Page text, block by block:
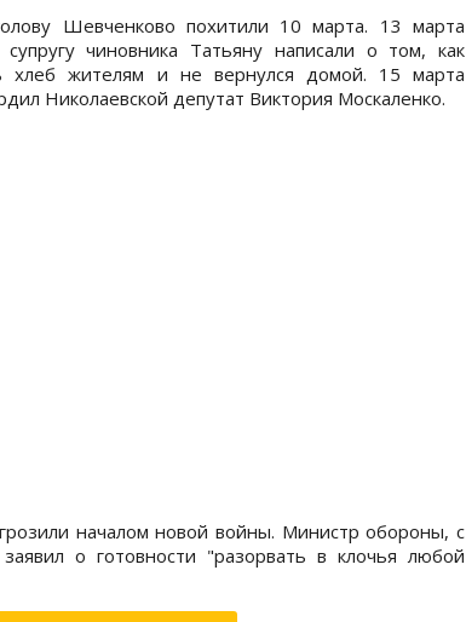
Шевченково похитили 10 марта. 13 марта
чиновника Татьяну написали о том, как
хлеб жителям и не вернулся домой. 15 марта
Николаевской депутат Виктория Москаленко.
началом новой войны. Министр обороны, с
о готовности "разорвать в клочья любой